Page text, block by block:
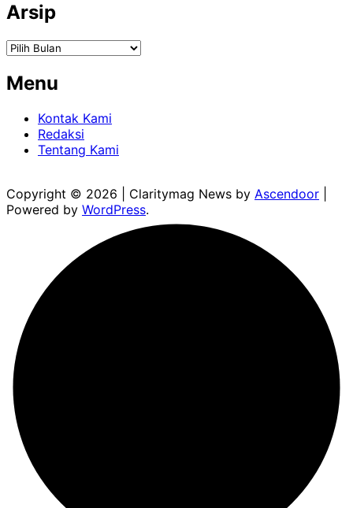
Arsip
Arsip
Menu
Kontak Kami
Redaksi
Tentang Kami
Copyright © 2026 | Claritymag News by Ascendoor
Powered by WordPress.